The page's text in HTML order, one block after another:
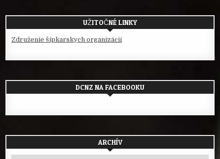
UŽITOČNÉ LINKY
Združenie šípkarskych organizácií
DCNZ NA FACEBOOKU
ARCHÍV